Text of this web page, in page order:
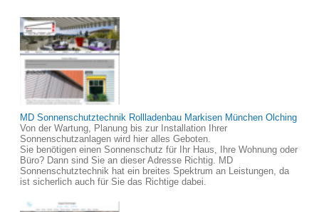
MD Sonnenschutztechnik Rollladenbau Markisen München Olching
Von der Wartung, Planung bis zur Installation Ihrer
Sonnenschutzanlagen wird hier alles Geboten.
Sie benötigen einen Sonnenschutz für Ihr Haus, Ihre Wohnung oder
Büro? Dann sind Sie an dieser Adresse Richtig. MD
Sonnenschutztechnik hat ein breites Spektrum an Leistungen, da
ist sicherlich auch für Sie das Richtige dabei.